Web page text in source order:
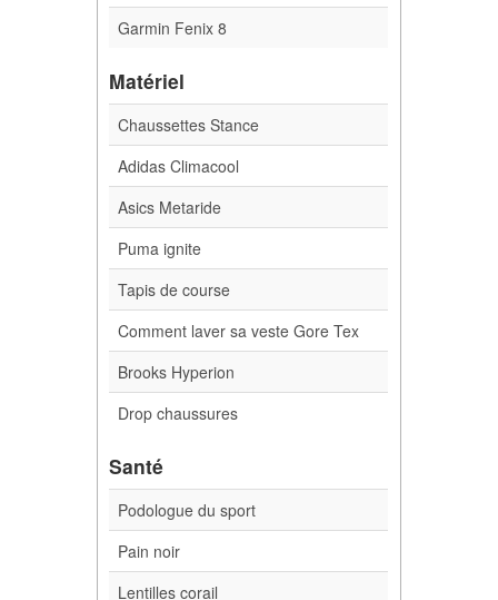
Garmin Fenix 8
Matériel
Chaussettes Stance
Adidas Climacool
Asics Metaride
Puma ignite
Tapis de course
Comment laver sa veste Gore Tex
Brooks Hyperion
Drop chaussures
Santé
Podologue du sport
Pain noir
Lentilles corail